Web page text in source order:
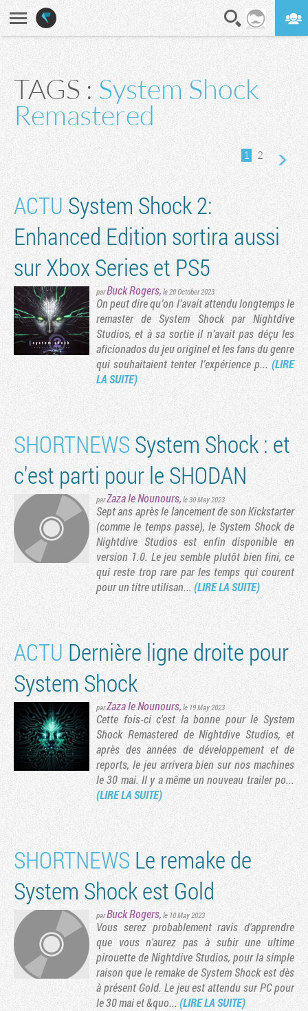
TAGS : System Shock
Remastered
1 2
suivante
ACTU System Shock 2:
Enhanced Edition sortira aussi
sur Xbox Series et PS5
parBuck Rogers, le 20 October 2023
On peut dire qu’on l’avait attendu longtemps le
remaster de System Shock par Nightdive
Studios, et à sa sortie il n’avait pas déçu les
aficionados du jeu originel et les fans du genre
qui souhaitaient tenter l’expérience p... (LIRE
LA SUITE)
SHORTNEWS System Shock : et
c'est parti pour le SHODAN
parZaza le Nounours, le 30 May 2023
Sept ans après le lancement de son Kickstarter
(comme le temps passe), le System Shock de
Nightdive Studios est enfin disponible en
version 1.0. Le jeu semble plutôt bien fini, ce
qui reste trop rare par les temps qui courent
pour un titre utilisan... (LIRE LA SUITE)
ACTU Dernière ligne droite pour
System Shock
parZaza le Nounours, le 19 May 2023
Cette fois-ci c'est la bonne pour le System
Shock Remastered de Nightdive Studios, et
après des années de développement et de
reports, le jeu arrivera bien sur nos machines
le 30 mai. Il y a même un nouveau trailer po...
(LIRE LA SUITE)
SHORTNEWS Le remake de
System Shock est Gold
parBuck Rogers, le 10 May 2023
Vous serez probablement ravis d'apprendre
que vous n'aurez pas à subir une ultime
pirouette de Nightdive Studios, pour la simple
raison que le remake de System Shock est dès
à présent Gold. Le jeu est attendu sur PC pour
le 30 mai et &quo...(LIRE LA SUITE)
Tribune